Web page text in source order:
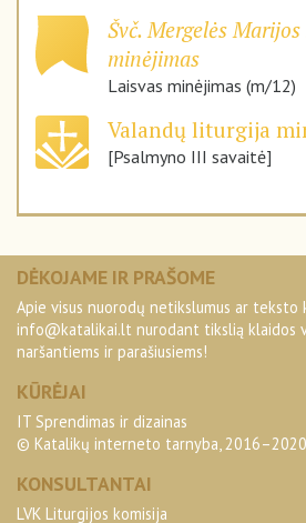
Švč. Mergelės
minėjimas
Laisvas minėjimas (m/12)
Valandų liturgija
[Psalmyno III savaitė]
DĖKOJAME IR PRAŠOME
Apie visus nuorodų netikslumus ar teksto
info@katalikai.lt nurodant tikslią klaidos
naršantiems ir parašiusiems!
KŪRĖJAI
IT Sprendimas ir dizainas
© Katalikų interneto tarnyba, 2016–2020
KONSULTANTAI
LVK Liturgijos komisija